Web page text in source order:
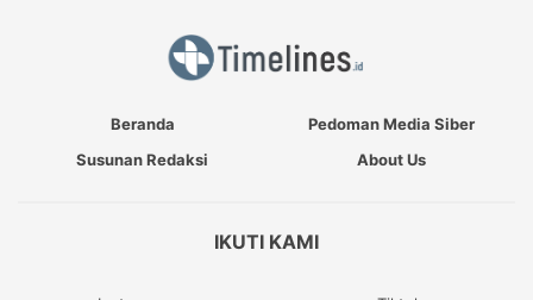
Beranda
Pedoman Media Siber
Susunan Redaksi
About Us
IKUTI KAMI